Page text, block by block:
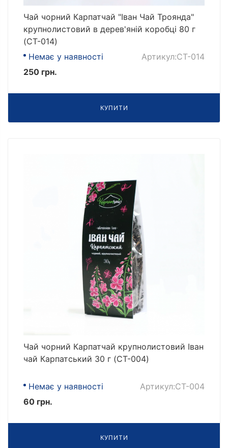
Чай чорний Карпатчай "Іван Чай Троянда"
крупнолистовий в дерев'яній коробці 80 г
(CT-014)
Немає у наявності
Артикул:CT-014
250 грн.
КУПИТИ
Чай чорний Карпатчай крупнолистовий Іван
чай Карпатський 30 г (CT-004)
Немає у наявності
Артикул:CT-004
60 грн.
КУПИТИ